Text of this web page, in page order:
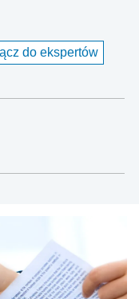
do ekspertów